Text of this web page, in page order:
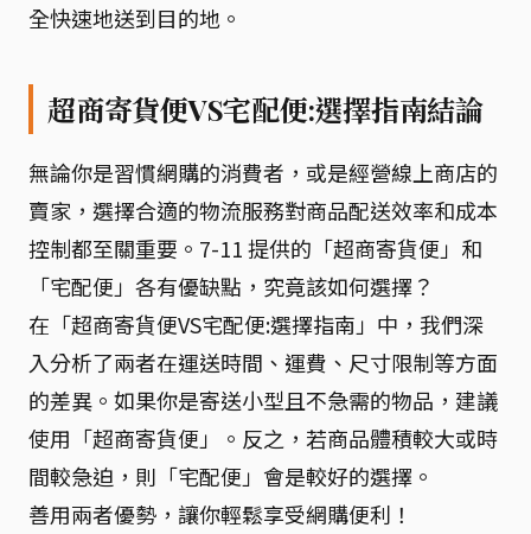
全快速地送到目的地。
超商寄貨便VS宅配便:選擇指南結論
無論你是習慣網購的消費者，或是經營線上商店的
賣家，選擇合適的物流服務對商品配送效率和成本
控制都至關重要。7-11 提供的「超商寄貨便」和
「宅配便」各有優缺點，究竟該如何選擇？
在「超商寄貨便VS宅配便:選擇指南」中，我們深
入分析了兩者在運送時間、運費、尺寸限制等方面
的差異。如果你是寄送小型且不急需的物品，建議
使用「超商寄貨便」。反之，若商品體積較大或時
間較急迫，則「宅配便」會是較好的選擇。
善用兩者優勢，讓你輕鬆享受網購便利！